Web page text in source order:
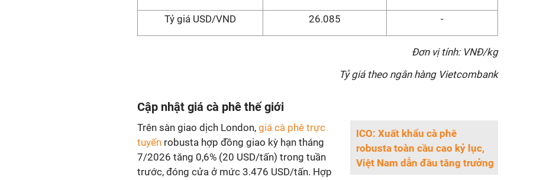
Tỷ giá USD/VND 26.085 -
Đơn vị tính: VNĐ/kg
Tỷ giá theo ngân hàng Vietcombank
Cập nhật giá cà phê thế giới
ICO: Xuất khẩu cà phê
robusta toàn cầu cao kỷ lục,
Việt Nam dẫn đầu tăng trưởng
Trên sàn giao dịch London, giá cà phê trực
tuyến robusta hợp đồng giao kỳ hạn tháng
7/2026 tăng 0,6% (20 USD/tấn) trong tuần
trước, đóng cửa ở mức 3.476 USD/tấn. Hợp